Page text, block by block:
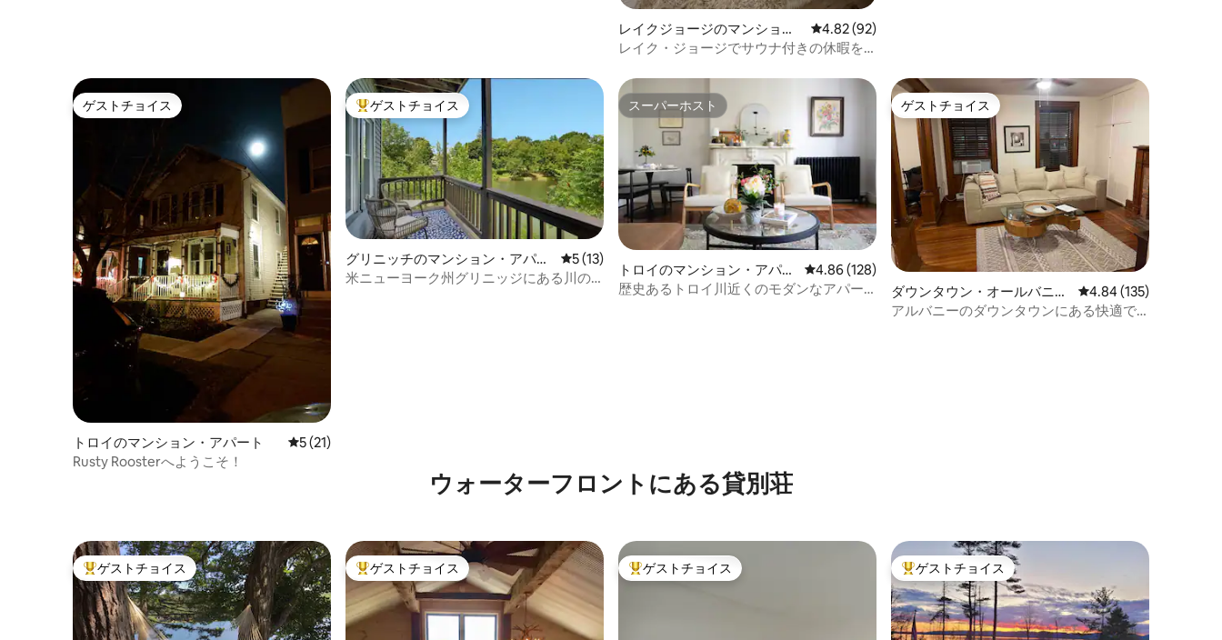
レイクジョージのマンショ
ン・アパート
レビュー92件、5つ星中4.82つ星の平均評価
4.82 (92)
レイク・ジョージでサウナ付きの休暇を
ゲストチョイス
ゲストチョイス
トロイのマンション・アパート レビュー21件、5つ星中5つ星の平均評価
5 (21)
Rusty Roosterへようこそ！
大好評のゲストチョイスです。
ゲストチョイス
グリニッチのマンション・アパー
ト
レビュー13件、5つ星中5つ星の平均評価
5 (13)
米ニューヨーク州グリニッジにある川の
スーパーホスト
スーパーホスト
トロイのマンション・アパー
ト
レビュー128件、5つ星中4.86つ星の平均評価
4.86 (128)
歴史あるトロイ川近くのモダンなアパー
ゲストチョイス
ゲストチョイス
ダウンタウン・オールバニの
マンション・アパート
レビュー135件、5つ
4.84 (135)
アルバニーのダウンタウンにある快適で
ウォーターフロントにある貸別荘
大好評のゲストチョイスです。
ゲストチョイス 大好評のゲストチョイスです。
ゲストチョイス 大好評のゲストチョイスです。
ゲストチョイス 大好評のゲストチョイスです。
ゲストチョイス